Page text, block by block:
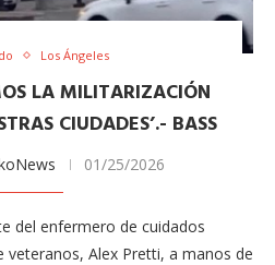
Los Ángeles
LA MILITARIZACIÓN
CIUDADES’.- BASS
01/25/2026
del enfermero de cuidados
veteranos, Alex Pretti, a manos de